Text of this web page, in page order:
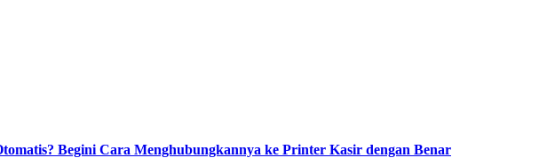
Begini Cara Menghubungkannya ke Printer Kasir dengan Benar